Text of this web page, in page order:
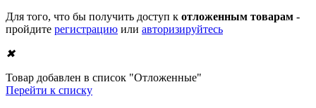
Для того, что бы получить доступ к отложенным товарам -
пройдите регистрацию или авторизируйтесь
✖
Товар добавлен в список "Отложенные"
Перейти к списку